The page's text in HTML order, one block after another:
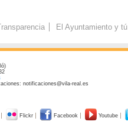
El Ayuntamiento y tú
notificaciones@vila-real.es
Flickr Facebook Youtube